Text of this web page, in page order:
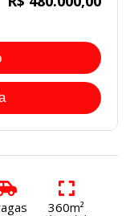
360m²